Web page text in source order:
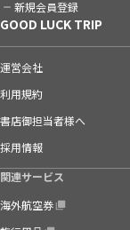
新規会員登録
GOOD LUCK TRIP
運営会社
利用規約
書店御担当者様へ
採用情報
関連サービス
海外航空券